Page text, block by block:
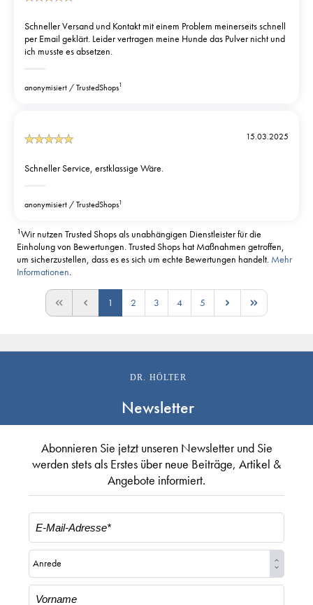
Schneller Versand und Kontakt mit einem Problem meinerseits schnell
per Email geklärt. Leider vertragen meine Hunde das Pulver nicht und
ich musste es absetzen.
anonymisiert TrustedShops1
15.03.2025
Schneller Service, erstklassige Wäre.
anonymisiert TrustedShops1
1Wir nutzen Trusted Shops als unabhängigen Dienstleister für die
Einholung von Bewertungen. Trusted Shops hat Maßnahmen getroffen,
um sicherzustellen, dass es es sich um echte Bewertungen handelt. Mehr
Informationen.
1 2 3 4 5
DR. HÖLTER
Newsletter
Abonnieren Sie jetzt unseren Newsletter und Sie
werden stets als Erstes über neue Beiträge, Artikel &
Angebote informiert.